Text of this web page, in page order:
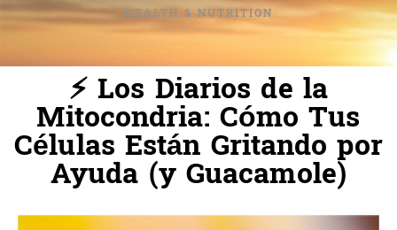
HEALTH & NUTRITION
⚡ Los Diarios de la
Mitocondria: Cómo Tus
Células Están Gritando por
Ayuda (y Guacamole)